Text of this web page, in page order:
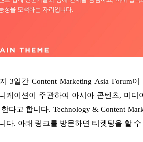
3일간Content Marketing Asia Forum
케이션이 주관하여 아시아 콘텐츠, 미
다고 합니다. Technology & Content
다. 아래 링크를 방문하면 티켓팅을 할